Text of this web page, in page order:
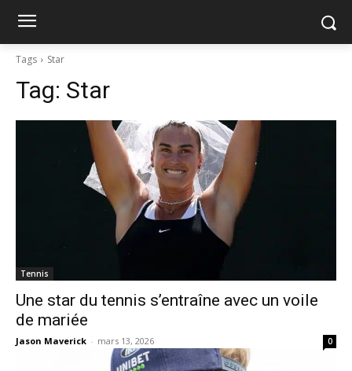
Tags Star
Tag: Star
Tennis
Une star du tennis s’entraîne avec un voile
de mariée
Jason Maverick - mars 13, 2026 0